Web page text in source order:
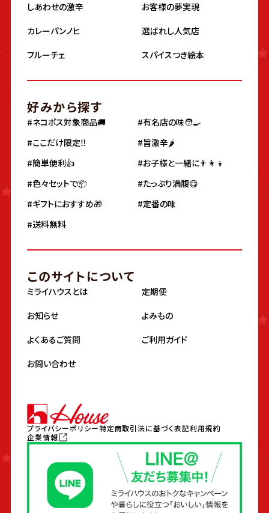
プライバシーポリシー特定商取引法に基づく表記利用規約
企業情報
しあわせの激辛
お客様の夢実現
カレーパンノヒ
選ばれし人気店
フルーチェ
スパイスつき絵本
好みから探す
#ネコポス対象商品🚚
#有名店の味🧑‍🍳
#ここだけ限定‼️
#旨激辛🌶
#簡単便利👍
#お子様と一緒に👨‍👩‍👦
#色々セットで📦
#たっぷり満腹😋
#ギフトにおすすめ🎁
#定番の味
#送料無料
このサイトについて
ミライハウスとは
定期便
お知らせ
よみもの
よくあるご質問
ご利用ガイド
お問い合わせ